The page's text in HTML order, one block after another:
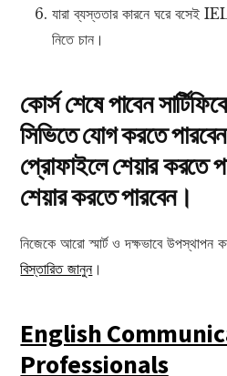
যারা ব্যস্ততার কারনে ঘরে বসেই
নিতে চান।
কোর্স শেষে পাবেন
সিভিতে যোগ করতে
প্রোফাইলে শেয়ার করতে
শেয়ার করতে পারবেন।
নিজেকে আরো স্মার্ট ও দক্ষভাবে উপস্থাপন
বিস্তারিত জানুন।
English
Professionals